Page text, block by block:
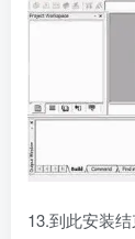
13.到此安装结